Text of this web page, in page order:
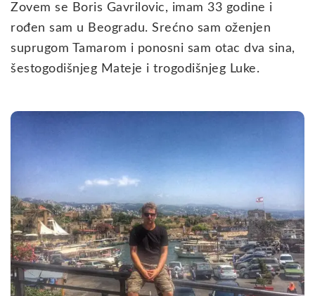
Zovem se Boris Gavrilovic, imam 33 godine i
rođen sam u Beogradu. Srećno sam oženjen
suprugom Tamarom i ponosni sam otac dva sina,
šestogodišnjeg Mateje i trogodišnjeg Luke.